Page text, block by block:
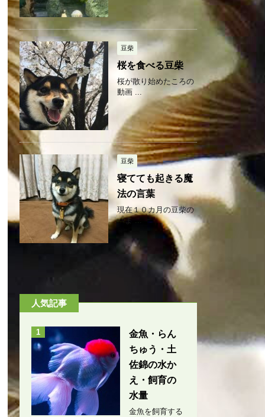
豆柴
桜を食べる豆柴
桜が散り始めたころの
動画 ...
豆柴
寝てても起きる魔
法の言葉
現在１０カ月の豆柴の
「ま ...
人気記事
1
金魚・らん
ちゅう・土
佐錦の水か
え・飼育の
水量
金魚を飼育する